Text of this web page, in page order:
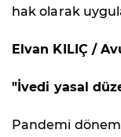
hak olarak
Elvan KILIÇ /
"İvedi yasal
Pandemi